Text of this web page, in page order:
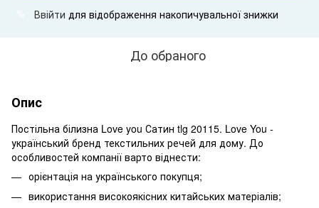
Ввійти для відображення накопичувальної знижки
До обраного
Опис
Постільна білизна Love you Сатин tlg 20115. Love You -
український бренд текстильних речей для дому. До
особливостей компанії варто віднести:
орієнтація на українського покупця;
використання високоякісних китайських матеріалів;